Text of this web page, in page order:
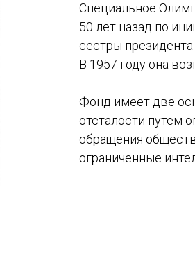
Специальное
50 лет назад по
сестры
В 1957 году она
Фонд имеет две
отсталости путем
обращения
ограниченные